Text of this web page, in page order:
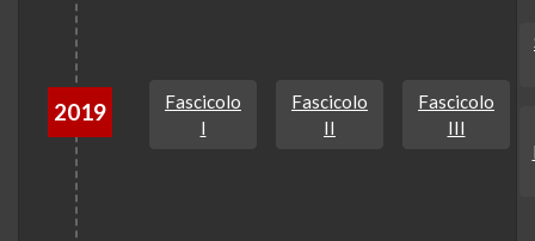
2019
Fascicolo
I
Fascicolo
II
Fascicolo
III